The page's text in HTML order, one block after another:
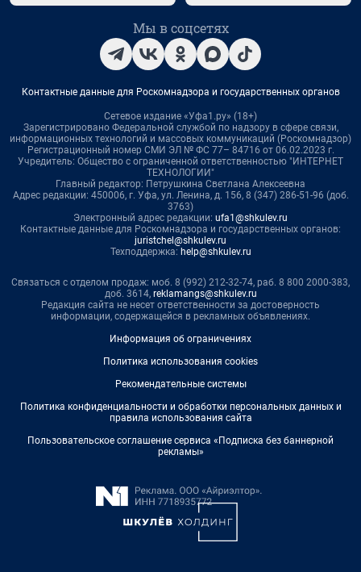
Мы в соцсетях
Контактные данные для Роскомнадзора и государственных органов
Сетевое издание «Уфа1.ру» (18+)
Зарегистрировано Федеральной службой по надзору в сфере связи,
информационных технологий и массовых коммуникаций (Роскомнадзор)
Регистрационный номер СМИ ЭЛ № ФС 77– 84716 от 06.02.2023 г.
Учредитель: Общество с ограниченной ответственностью "ИНТЕРНЕТ
ТЕХНОЛОГИИ"
Главный редактор: Петрушкина Светлана Алексеевна
Адрес редакции: 450006, г. Уфа, ул. Ленина, д. 156, 8 (347) 286-51-96 (доб.
3763)
Электронный адрес редакции: ufa1@shkulev.ru
Контактные данные для Роскомнадзора и государственных органов:
juristchel@shkulev.ru
Техподдержка: help@shkulev.ru
Связаться с отделом продаж: моб. 8 (992) 212-32-74, раб. 8 800 2000-383,
доб. 3614, reklamangs@shkulev.ru
Редакция сайта не несет ответственности за достоверность
информации, содержащейся в рекламных объявлениях.
Информация об ограничениях
Политика использования cookies
Рекомендательные системы
Политика конфиденциальности и обработки персональных данных и
правила использования сайта
Пользовательское соглашение сервиса «Подписка без баннерной
рекламы»